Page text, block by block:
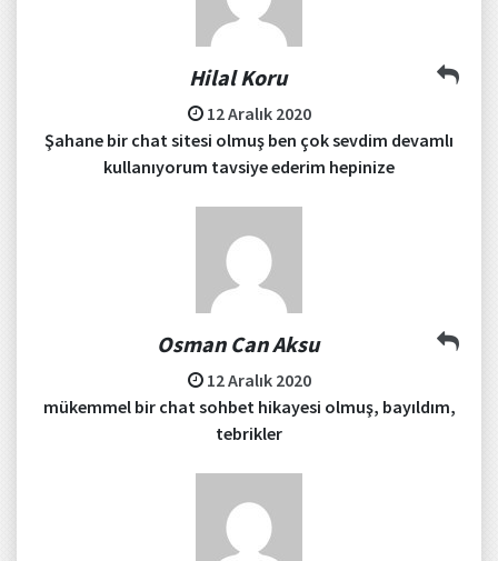
Hilal Koru
12 Aralık 2020
Şahane bir chat sitesi olmuş ben çok sevdim devamlı
kullanıyorum tavsiye ederim hepinize
Osman Can Aksu
12 Aralık 2020
mükemmel bir chat sohbet hikayesi olmuş, bayıldım,
tebrikler